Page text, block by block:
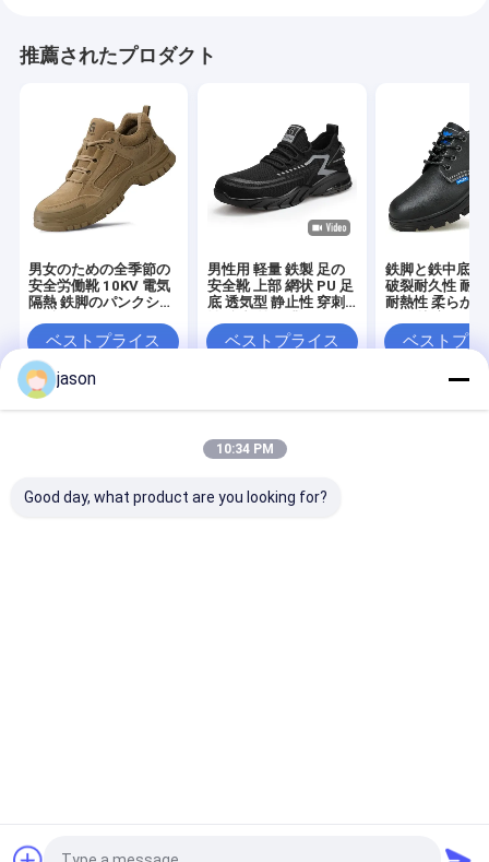
推薦されたプロダクト
男女のための全季節の
安全労働靴 10KV 電気
隔熱 鉄脚のパンクショ
ベストプライス
男性用 軽量 鉄製 足の
安全靴 上部 網状 PU 足
底 透気型 静止性 穿刺
カーベストプライス
鉄脚と鉄中底の
破裂耐久性 耐
耐熱性 柔らか
ベストプラ
プライバシーポリシー
Group Co., Limited. All Rights Reserved.
jason
10:34 PM
Good day, what product are you looking for?